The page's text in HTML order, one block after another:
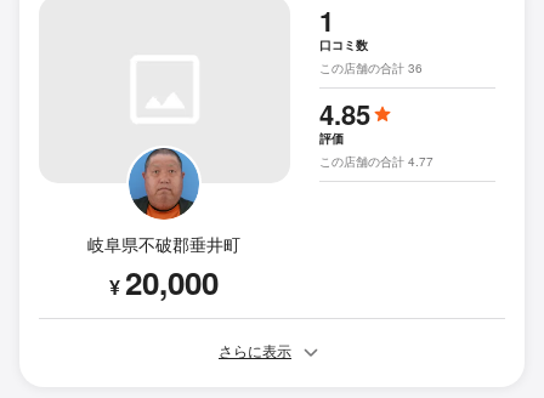
岐阜県不破郡垂井町
¥20,000
1
口コミ数
この店舗の合計 36
4.85
評価
この店舗の合計 4.77
さらに表示